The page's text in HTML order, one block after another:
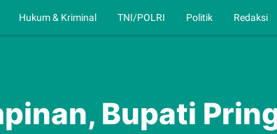
Hukum & Kriminal TNI/POLRI Politik Redaksi
Bupati